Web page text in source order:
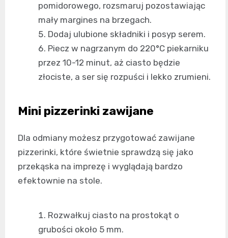
pomidorowego, rozsmaruj pozostawiając
mały margines na brzegach.
Dodaj ulubione składniki i posyp serem.
Piecz w nagrzanym do 220°C piekarniku
przez 10-12 minut, aż ciasto będzie
złociste, a ser się rozpuści i lekko zrumieni.
Mini pizzerinki zawijane
Dla odmiany możesz przygotować zawijane
pizzerinki, które świetnie sprawdzą się jako
przekąska na imprezę i wyglądają bardzo
efektownie na stole.
Rozwałkuj ciasto na prostokąt o
grubości około 5 mm.